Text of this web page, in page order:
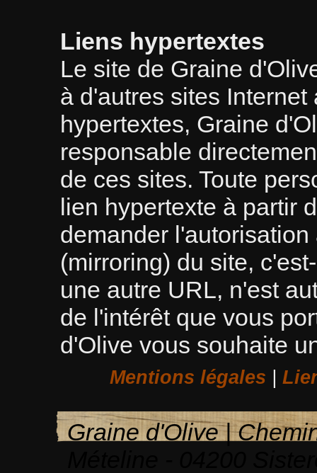
Liens hypertextes
Le site de Graine
à d'autres sites
hypertextes, Graine
responsable
de ces sites. Toute
lien hypertexte à partir
demander
(mirroring) du site,
une autre URL, n'est
de l'intérêt que vous
d'Olive vous souhaite
Mentions légales |
Graine d'Olive |